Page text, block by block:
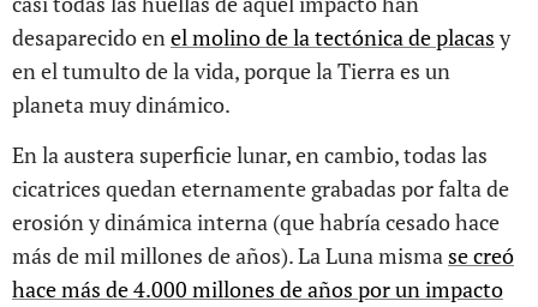
desaparecido enel molino de la tectónica de placas y
en el tumulto de la vida, porque la Tierra es un
planeta muy dinámico.
En la austera superficie lunar, en cambio, todas las
cicatrices quedan eternamente grabadas por falta de
erosión y dinámica interna (que habría cesado hace
más de mil millones de años). La Luna misma se creó
hace más de 4.000 millones de años por un impacto